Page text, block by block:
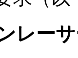
レー